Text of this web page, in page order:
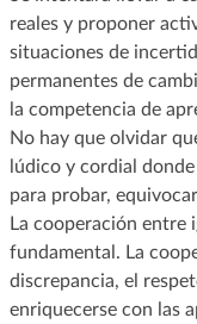
reales y proponer
situaciones de
permanentes de
la competencia de
No hay que olvidar
lúdico y cordial
para probar,
La cooperación entre
fundamental. La
discrepancia, el
enriquecerse con las